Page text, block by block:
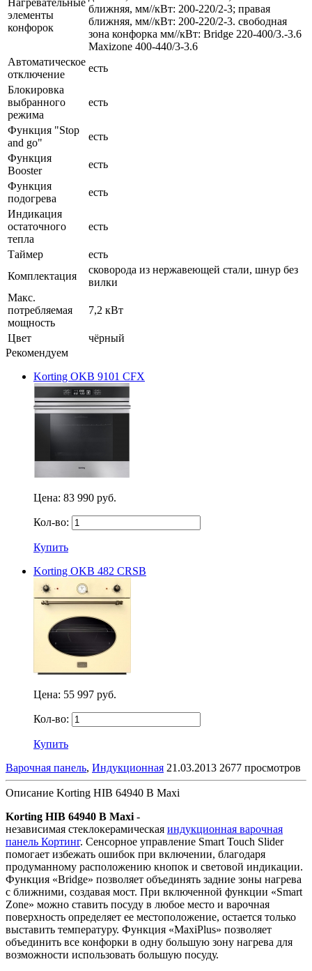
элементы
конфорок
ближняя, мм//кВт: 200-220/2-3; правая
ближняя, мм//кВт: 200-220/2-3. свободная
зона конфорка мм//кВт: Bridge 220-400/3.-3.6
Maxizone 400-440/3-3.6
Автоматическое
отключение
есть
Блокировка
выбранного
режима
есть
Функция "Stop
and go"
есть
Функция
Booster
есть
Функция
подогрева
есть
Индикация
остаточного
тепла
есть
Таймер
есть
Комплектация
сковорода из нержавеющей стали, шнур без
вилки
Макс.
потребляемая
мощность
7,2 кВт
Цвет
чёрный
Рекомендуем
Korting OKB 9101 CFX
Цена: 83 990 руб.
Кол-во:
Купить
Korting OKB 482 CRSB
Цена: 55 997 руб.
Кол-во:
Купить
Варочная панель, Индукционная 21.03.2013 2677 просмотров
Описание Korting HIB 64940 B Maxi
Korting HIB 64940 B Maxi -
независимая стеклокерамическая индукционная варочная
панель Кортинг. Сенсорное управление Smart Touch Slider
помогает избежать ошибок при включении, благодаря
продуманному расположению кнопок и световой индикации.
Функция «Bridge» позволяет объединять задние зоны нагрева
с ближними, создавая мост. При включенной функции «Smart
Zone» можно ставить посуду в любое место и варочная
поверхность определяет ее местоположение, остается только
выставить температуру. Функция «MaxiPlus» позволяет
объединить все конфорки в одну большую зону нагрева для
возможности использовать большую посуду.